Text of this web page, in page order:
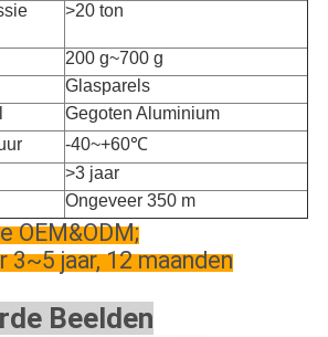
>20 ton
200 g~700 g
Glasparels
Gegoten Aluminium
-40~+60℃
>3 jaar
Ongeveer 350 m
OEM&ODM;
3~5 jaar, 12 maanden
Beelden